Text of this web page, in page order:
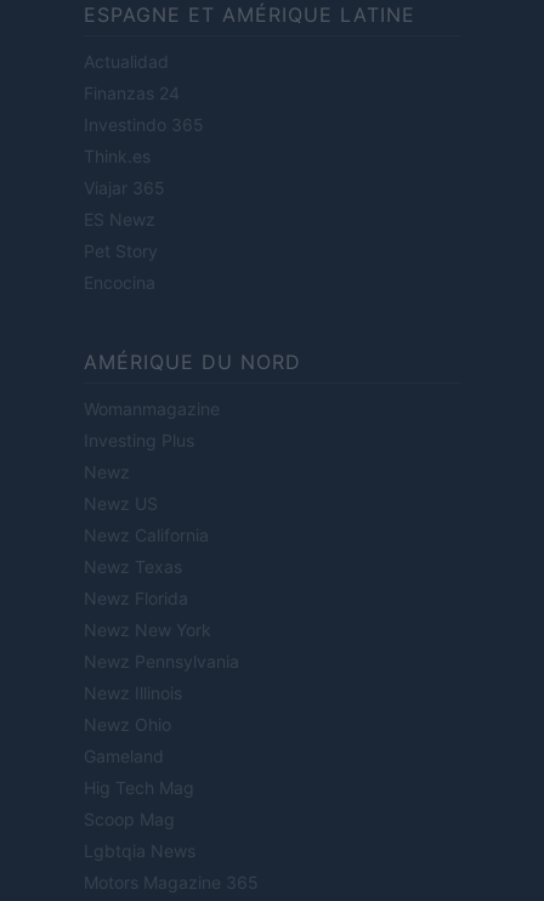
ESPAGNE ET AMÉRIQUE LATINE
Actualidad
Finanzas 24
Investindo 365
Think.es
Viajar 365
ES Newz
Pet Story
Encocina
AMÉRIQUE DU NORD
Womanmagazine
Investing Plus
Newz
Newz US
Newz California
Newz Texas
Newz Florida
Newz New York
Newz Pennsylvania
Newz Illinois
Newz Ohio
Gameland
Hig Tech Mag
Scoop Mag
Lgbtqia News
Motors Magazine 365